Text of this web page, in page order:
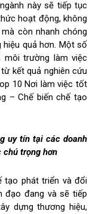
này sẽ tiếp tục
hoạt động, không
còn nhanh chóng
hiệu quả hơn. Một số
môi trường làm việc
kết quả nghiên cứu
10 Nơi làm việc tốt
– Chế biến chế tạo
uy tín tại các doanh
chú trọng hơn
tạo phát triển và đổi
đạo đang và sẽ tiếp
dựng thương hiệu,